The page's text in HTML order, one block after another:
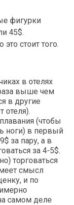
фигурки
45$.
это стоит того.
в отелях
выше чем
в другие
отеля).
(чтобы
ноги) в первый
за пару, а в
за 4-5$.
торговаться
смысл
и по
самом деле